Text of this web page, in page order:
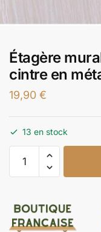
Étagère
cintre en
19,90 €
13 en stock